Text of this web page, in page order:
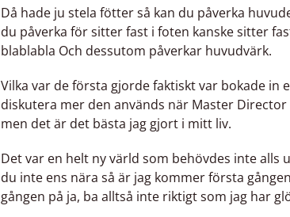
Då hade ju stela fötter så kan du påverka
du påverka för sitter fast i foten kanske sitter
blablabla Och dessutom påverkar huvudvärk.
Vilka var de första gjorde faktiskt var bokade
diskutera mer den används när Master
men det är det bästa jag gjort i mitt liv.
Det var en helt ny värld som behövdes inte
du inte ens nära så är jag kommer första
gången på ja, ba alltså inte riktigt som jag har